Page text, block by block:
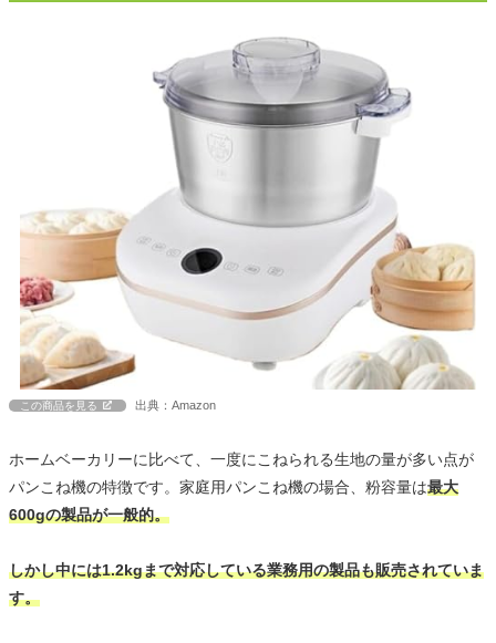
この商品を見る 出典：Amazon
ホームベーカリーに比べて、一度にこねられる生地の量が多い点が
パンこね機の特徴です。家庭用パンこね機の場合、粉容量は最大
600gの製品が一般的。
しかし中には1.2kgまで対応している業務用の製品も販売されていま
す。